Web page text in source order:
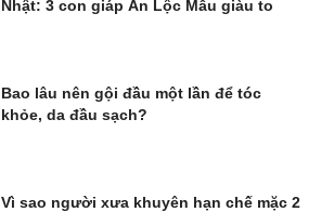
Nhật: 3 con giáp Ăn Lộc Mẫu giàu to
Bao lâu nên gội đầu một lần để tóc
khỏe, da đầu sạch?
Vì sao người xưa khuyên hạn chế mặc 2